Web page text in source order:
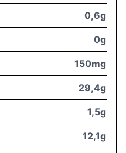
0,6g
0g
150mg
29,4g
1,5g
12,1g